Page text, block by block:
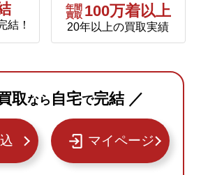
結！
年間
買取 100万着以上
20年以上の買取実績
取なら 自宅で完結 ／
マイページ